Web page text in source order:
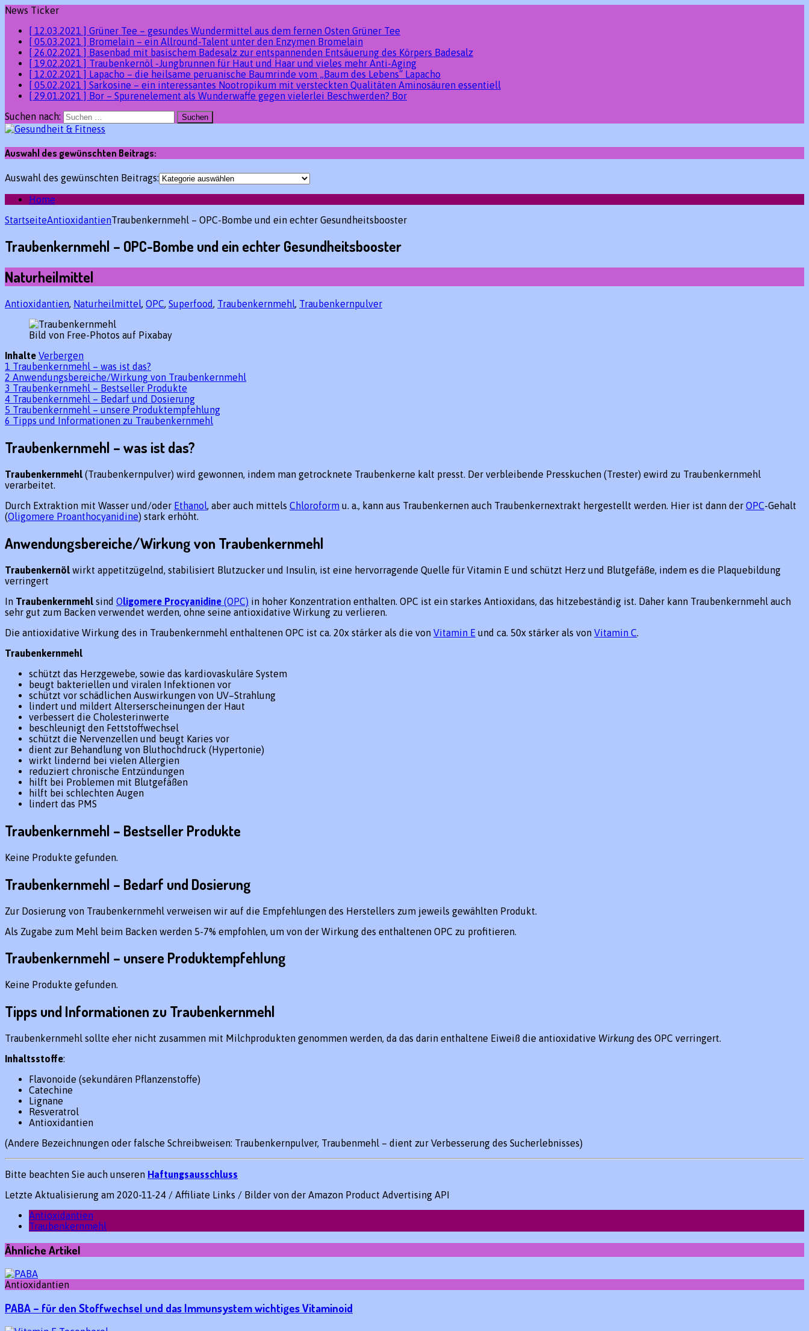
News Ticker
[ 12.03.2021 ] Grüner Tee – gesundes Wundermittel aus dem fernen Osten Grüner Tee
[ 05.03.2021 ] Bromelain – ein Allround-Talent unter den Enzymen Bromelain
[ 26.02.2021 ] Basenbad mit basischem Badesalz zur entspannenden Entsäuerung des Körpers Badesalz
[ 19.02.2021 ] Traubenkernöl -Jungbrunnen für Haut und Haar und vieles mehr Anti-Aging
[ 12.02.2021 ] Lapacho – die heilsame peruanische Baumrinde vom „Baum des Lebens“ Lapacho
[ 05.02.2021 ] Sarkosine – ein interessantes Nootropikum mit versteckten Qualitäten Aminosäuren essentiell
[ 29.01.2021 ] Bor – Spurenelement als Wunderwaffe gegen vielerlei Beschwerden? Bor
Suchen nach:
Auswahl des gewünschten Beitrags:
Auswahl des gewünschten Beitrags:
Home
StartseiteAntioxidantienTraubenkernmehl – OPC-Bombe und ein echter Gesundheitsbooster
Traubenkernmehl – OPC-Bombe und ein echter Gesundheitsbooster
Naturheilmittel
Antioxidantien, Naturheilmittel, OPC, Superfood, Traubenkernmehl, Traubenkernpulver
Bild von Free-Photos auf Pixabay
Inhalte Verbergen
1 Traubenkernmehl – was ist das?
2 Anwendungsbereiche/Wirkung von Traubenkernmehl
3 Traubenkernmehl – Bestseller Produkte
4 Traubenkernmehl – Bedarf und Dosierung
5 Traubenkernmehl – unsere Produktempfehlung
6 Tipps und Informationen zu Traubenkernmehl
Traubenkernmehl – was ist das?
Traubenkernmehl (Traubenkernpulver) wird gewonnen, indem man getrocknete Traubenkerne kalt presst. Der verbleibende Presskuchen (Trester) ewird zu Traubenkernmehl
verarbeitet.
Durch Extraktion mit Wasser und/oder Ethanol, aber auch mittels Chloroform u. a., kann aus Traubenkernen auch Traubenkernextrakt hergestellt werden. Hier ist dann der OPC-Gehalt
(Oligomere Proanthocyanidine) stark erhöht.
Anwendungsbereiche/Wirkung von Traubenkernmehl
Traubenkernöl wirkt appetitzügelnd, stabilisiert Blutzucker und Insulin, ist eine hervorragende Quelle für Vitamin E und schützt Herz und Blutgefäße, indem es die Plaquebildung
verringert
In Traubenkernmehl sind Oligomere Procyanidine (OPC) in hoher Konzentration enthalten. OPC ist ein starkes Antioxidans, das hitzebeständig ist. Daher kann Traubenkernmehl auch
sehr gut zum Backen verwendet werden, ohne seine antioxidative Wirkung zu verlieren.
Die antioxidative Wirkung des in Traubenkernmehl enthaltenen OPC ist ca. 20x stärker als die von Vitamin E und ca. 50x stärker als von Vitamin C.
Traubenkernmehl
schützt das Herzgewebe, sowie das kardiovaskuläre System
beugt bakteriellen und viralen Infektionen vor
schützt vor schädlichen Auswirkungen von UV–Strahlung
lindert und mildert Alterserscheinungen der Haut
verbessert die Cholesterinwerte
beschleunigt den Fettstoffwechsel
schützt die Nervenzellen und beugt Karies vor
dient zur Behandlung von Bluthochdruck (Hypertonie)
wirkt lindernd bei vielen Allergien
reduziert chronische Entzündungen
hilft bei Problemen mit Blutgefäßen
hilft bei schlechten Augen
lindert das PMS
Traubenkernmehl – Bestseller Produkte
Keine Produkte gefunden.
Traubenkernmehl – Bedarf und Dosierung
Zur Dosierung von Traubenkernmehl verweisen wir auf die Empfehlungen des Herstellers zum jeweils gewählten Produkt.
Als Zugabe zum Mehl beim Backen werden 5-7% empfohlen, um von der Wirkung des enthaltenen OPC zu profitieren.
Traubenkernmehl – unsere Produktempfehlung
Keine Produkte gefunden.
Tipps und Informationen zu Traubenkernmehl
Traubenkernmehl sollte eher nicht zusammen mit Milchprodukten genommen werden, da das darin enthaltene Eiweiß die antioxidative Wirkung des OPC verringert.
Inhaltsstoffe:
Flavonoide (sekundären Pflanzenstoffe)
Catechine
Lignane
Resveratrol
Antioxidantien
(Andere Bezeichnungen oder falsche Schreibweisen: Traubenkernpulver, Traubenmehl – dient zur Verbesserung des Sucherlebnisses)
Bitte beachten Sie auch unseren Haftungsausschluss
Letzte Aktualisierung am 2020-11-24 / Affiliate Links / Bilder von der Amazon Product Advertising API
Antioxidantien
Traubenkernmehl
Ähnliche Artikel
Antioxidantien
PABA – für den Stoffwechsel und das Immunsystem wichtiges Vitaminoid